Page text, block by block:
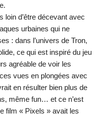
loin d’être décevant avec
urbaines qui ne
: dans l’univers de Tron,
ce qui est inspiré du jeu
agréable de voir les
vues en plongées avec
en résulter bien plus de
même fun… et ce n’est
film « Pixels » avait les